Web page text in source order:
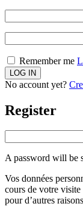
Remember me
No account yet?
Register
A password will be
Vos données
cours de votre visite
pour d’autres